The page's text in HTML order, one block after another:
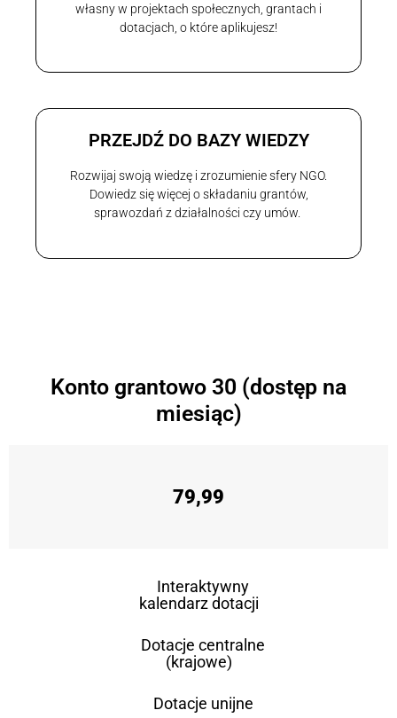
własny w projektach społecznych, grantach i
dotacjach, o które aplikujesz!
PRZEJDŹ DO BAZY WIEDZY
Rozwijaj swoją wiedzę i zrozumienie sfery NGO.
Dowiedz się więcej o składaniu grantów,
sprawozdań z działalności czy umów.
Konto grantowo 30 (dostęp na
miesiąc)
79,99
Interaktywny
kalendarz dotacji
Dotacje centralne
(krajowe)
Dotacje unijne